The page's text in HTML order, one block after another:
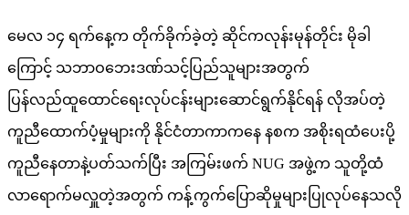
မေလ ၁၄ ရက်နေ့က တိုက်ခိုက်ခဲ့တဲ့ ဆိုင်ကလုန်းမုန်တိုင်း မိုခါ
ကြောင့် သဘာဝဘေးဒဏ်သင့်ပြည်သူများအတွက်
ပြန်လည်ထူထောင်ရေးလုပ်ငန်းများဆောင်ရွက်နိုင်ရန် လိုအပ်တဲ့
ကူညီထောက်ပံ့မှုများကို နိုင်ငံတာကာကနေ နစက အစိုးရထံပေးပို့
ကူညီနေတာနဲ့ပတ်သက်ပြီး အကြမ်းဖက် NUG အဖွဲ့က သူတို့ထံ
လာရောက်မလှူတဲ့အတွက် ကန့်ကွက်ပြောဆိုမှုများပြုလုပ်နေသလို